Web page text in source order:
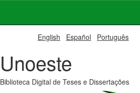
English Español Português
Unoeste
Biblioteca Digital de Teses e Dissertações